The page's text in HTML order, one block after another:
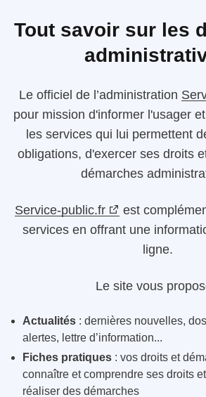
Tout savoir sur les
Le officiel de l’administration
pour mission d'informer l'usager
les services qui lui permettent
obligations, d'exercer ses droits
démarches
Service-public.fr
est
services en offrant une
ligne.
Le site vous
Actualités : dernières nouvelles,
alertes, lettre d’information...
Fiches pratiques : vos droits et
connaître et comprendre ses droits
réaliser des démarches